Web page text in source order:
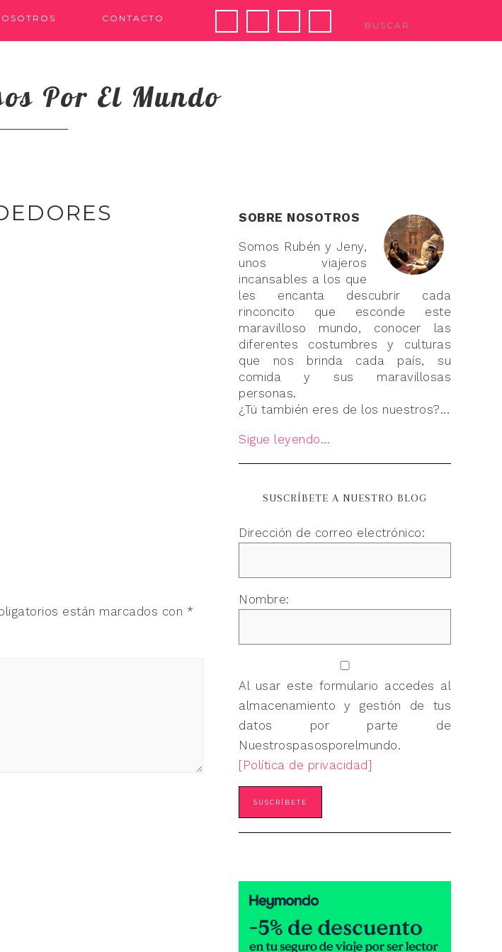
CONTACTO
Por El Mundo
están marcados con *
SOBRE NOSOTROS
Somos Rubén y Jeny,
unos viajeros
incansables a los que
les encanta descubrir cada
rinconcito que esconde este
maravilloso mundo, conocer las
diferentes costumbres y culturas
que nos brinda cada país, su
comida y sus maravillosas
personas.
¿Tú también eres de los nuestros?...
Sigue leyendo...
SUSCRÍBETE A NUESTRO BLOG
Dirección de correo electrónico:
Nombre:
Al usar este formulario accedes al
almacenamiento y gestión de tus
datos por parte de
Nuestrospasosporelmundo.
[Política de privacidad]